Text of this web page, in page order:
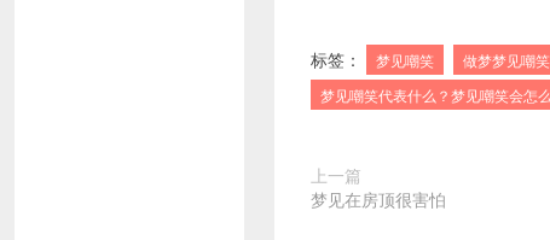
标签： 梦见嘲笑 做梦梦见嘲笑
梦见嘲笑代表什么？梦见嘲笑会怎
上一篇
梦见在房顶很害怕